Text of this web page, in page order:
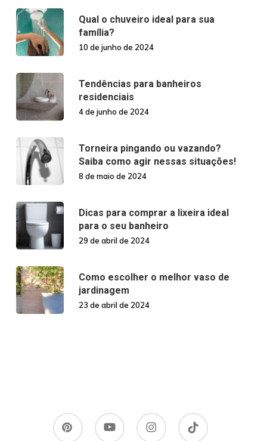
Qual o chuveiro ideal para sua
família?
10 de junho de 2024
Tendências para banheiros
residenciais
4 de junho de 2024
Torneira pingando ou vazando?
Saiba como agir nessas situações!
8 de maio de 2024
Dicas para comprar a lixeira ideal
para o seu banheiro
29 de abril de 2024
Como escolher o melhor vaso de
jardinagem
23 de abril de 2024
pinterest youtube instagram tiktok